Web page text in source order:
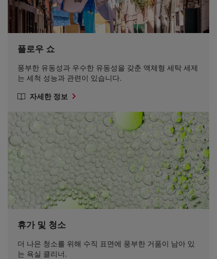
플로우 쇼
풍부한 유동성과 우수한 유동성을 갖춘 액체형 세탁 세제
는 세척 성능과 관련이 있습니다.
자세한 정보
휴가 및 청소
더 나은 청소를 위해 수직 표면에 풍부한 거품이 남아 있
는 욕실 클리너.